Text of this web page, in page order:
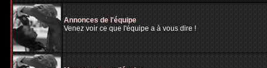
Annonces de l'équipe
Venez voir ce que l'équipe a à vous dire !